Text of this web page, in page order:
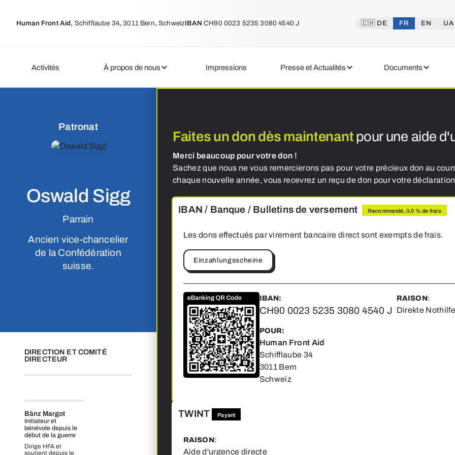
Human Front Aid, Schifflaube 34,3011 Bern,SchweizIBANCH90 0023 5235 3080 4540 J 🇨🇭 DE FR EN UA
Activités À propos de nous Impressions Presse et Actualités Documents
Patronat
Oswald Sigg
Parrain
Ancien vice‑chancelier
de la Confédération
suisse.
DIRECTION ET COMITÉ
DIRECTEUR
Bänz Margot
Initiateur et
bénévole depuis le
début de la guerre
Dirige HFA et
soutient depuis le
Faites un don dès maintenant pour une aide
Merci beaucoup pour votre don !
Sachez que nous ne vous remercierons pas pour votre précieux don au
chaque nouvelle année, vous recevrez un reçu de don pour votre
IBAN / Banque / Bulletins de versement Recommandé, 0,0 % de frais
Les dons effectués par virement bancaire direct sont exempts de frais.
Einzahlungsscheine
IBAN:
CH90 0023 5235 3080 4540 J
POUR:
Human Front Aid
Schifflaube 34
3011 Bern
Schweiz
RAISON:
Direkte Nothilfe
TWINT Payant
RAISON:
Aide d'urgence directe